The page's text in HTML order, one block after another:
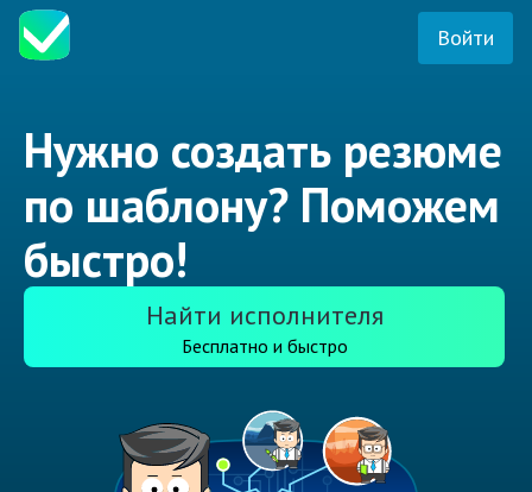
Войти
Нужно создать резюме
по шаблону? Поможем
быстро!
Найти исполнителя
Бесплатно и быстро